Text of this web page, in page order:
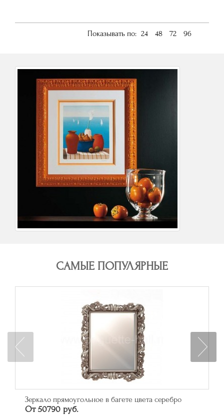
Показывать по: 24 48 72 96
САМЫЕ ПОПУЛЯРНЫЕ
Зеркало прямоугольное в багете цвета серебро
От 50790 руб.